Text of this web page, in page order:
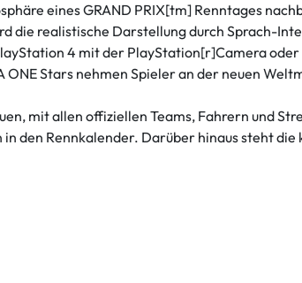
eines GRAND PRIX[tm] Renntages
die realistische Darstellung durch Sprach-
4 mit der PlayStation[r]Camera
Stars nehmen Spieler an der neuen
mit allen offiziellen Teams, Fahrern und
den Rennkalender. Darüber hinaus steht die